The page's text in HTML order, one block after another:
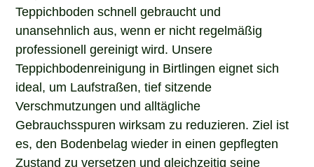
Teppichboden schnell gebraucht und
unansehnlich aus, wenn er nicht regelmäßig
professionell gereinigt wird. Unsere
Teppichbodenreinigung in Birtlingen eignet sich
ideal, um Laufstraßen, tief sitzende
Verschmutzungen und alltägliche
Gebrauchsspuren wirksam zu reduzieren. Ziel ist
es, den Bodenbelag wieder in einen gepflegten
Zustand zu versetzen und gleichzeitig seine